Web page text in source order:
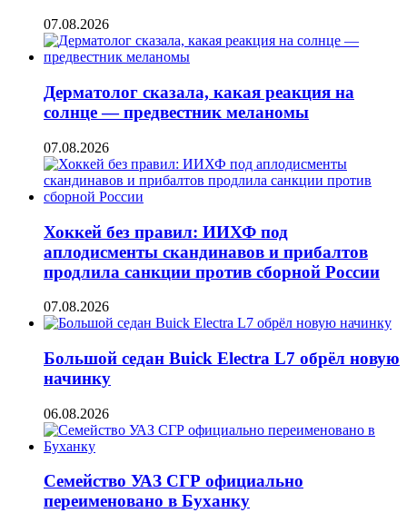
07.08.2026
Дерматолог сказала, какая реакция на
солнце — предвестник меланомы
07.08.2026
Хоккей без правил: ИИХФ под
аплодисменты скандинавов и прибалтов
продлила санкции против сборной России
07.08.2026
Большой седан Buick Electra L7 обрёл новую
начинку
06.08.2026
Семейство УАЗ СГР официально
переименовано в Буханку